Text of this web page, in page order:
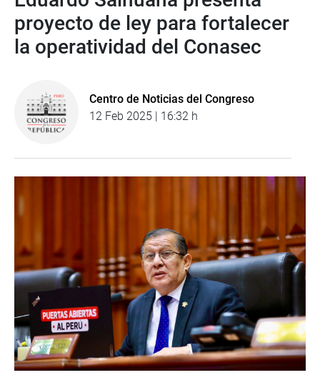
proyecto de ley para fortalecer
la operatividad del Conasec
Centro de Noticias del Congreso
12 Feb 2025 | 16:32 h